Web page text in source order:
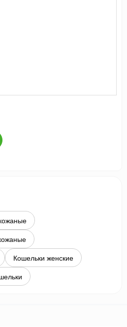
Кошельки женские